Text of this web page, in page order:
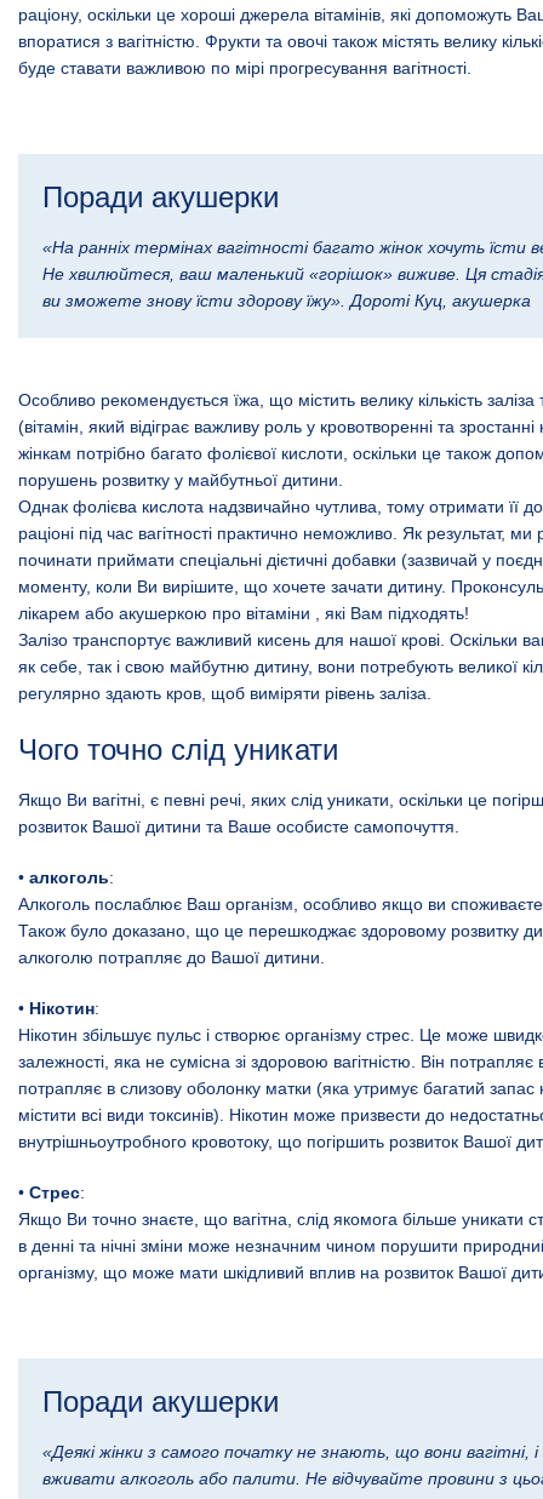
раціону, оскільки це хороші джерела вітамінів, які допоможуть
впоратися з вагітністю. Фрукти та овочі також містять велику
буде ставати важливою по мірі прогресування вагітності.
Поради акушерки
«На ранніх термінах вагітності багато жінок хочуть їсти
Не хвилюйтеся, ваш маленький «горішок» виживе. Ця
ви зможете знову їсти здорову їжу». Дороті Куц, акушерка
Особливо рекомендується їжа, що містить велику кількість заліза
(вітамін, який відіграє важливу роль у кровотворенні та зростанні
жінкам потрібно багато фолієвої кислоти, оскільки це також
порушень розвитку у майбутньої дитини.
Однак фолієва кислота надзвичайно чутлива, тому отримати її
раціоні під час вагітності практично неможливо. Як результат,
починати приймати спеціальні дієтичні добавки (зазвичай у
моменту, коли Ви вирішите, що хочете зачати дитину.
лікарем або акушеркою про вітаміни , які Вам підходять!
Залізо транспортує важливий кисень для нашої крові. Оскільки
як себе, так і свою майбутню дитину, вони потребують великої
регулярно здають кров, щоб виміряти рівень заліза.
Чого точно слід уникати
Якщо Ви вагітні, є певні речі, яких слід уникати, оскільки це
розвиток Вашої дитини та Ваше особисте самопочуття.
• алкоголь:
Алкоголь послаблює Ваш організм, особливо якщо ви
Також було доказано, що це перешкоджає здоровому розвитку
алкоголю потрапляє до Вашої дитини.
• Нікотин:
Нікотин збільшує пульс і створює організму стрес. Це може
залежності, яка не сумісна зі здоровою вагітністю. Він потрапляє
потрапляє в слизову оболонку матки (яка утримує багатий запас
містити всі види токсинів). Нікотин може призвести до
внутрішньоутробного кровотоку, що погіршить розвиток Вашої
• Стрес:
Якщо Ви точно знаєте, що вагітна, слід якомога більше уникати
в денні та нічні зміни може незначним чином порушити
організму, що може мати шкідливий вплив на розвиток Вашої
Поради акушерки
«Деякі жінки з самого початку не знають, що вони вагітні,
вживати алкоголь або палити. Не відчувайте провини з